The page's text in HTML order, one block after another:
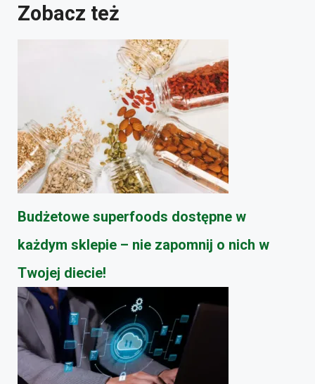
Zobacz też
Budżetowe superfoods dostępne w
każdym sklepie – nie zapomnij o nich w
Twojej diecie!